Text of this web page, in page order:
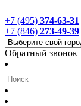
+7 (495) 374-63-31
+7 (846) 273-49-39
Обратный звонок